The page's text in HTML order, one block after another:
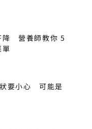
降 營養師教你 5
單
要小心 可能是